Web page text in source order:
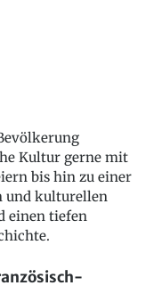
Kultur gerne mit
bis hin zu einer
und kulturellen
einen tiefen